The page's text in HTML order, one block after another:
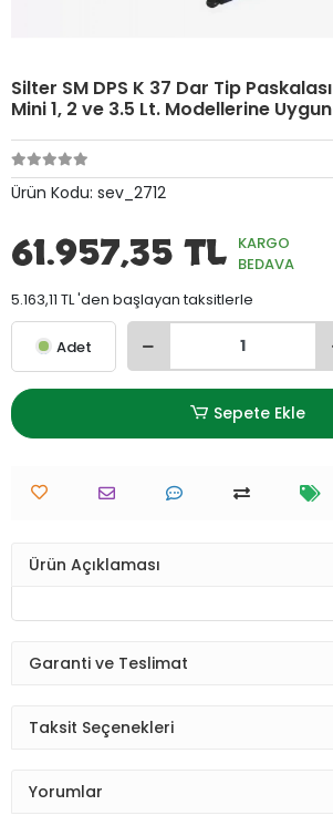
Silter SM DPS K 37 Dar Tip
Mini 1, 2 ve 3.5 Lt. Modellerine
Ürün Kodu: sev_2712
61.957,35 TL KARGO
BEDAVA
5.163,11 TL 'den başlayan taksitlerle
Adet
Sepete Ekle
Ürün Açıklaması
Garanti ve Teslimat
Taksit Seçenekleri
Yorumlar